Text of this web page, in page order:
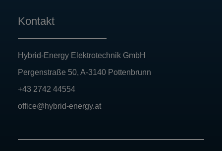
Kontakt
Hybrid-Energy Elektrotechnik GmbH
Pergenstraße 50, A-3140 Pottenbrunn
+43 2742 44554
office@hybrid-energy.at